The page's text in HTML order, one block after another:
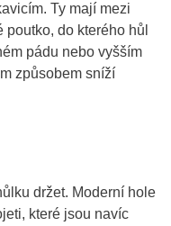
Ty mají mezi
do kterého hůl
pádu nebo vyšším
způsobem sníží
držet. Moderní hole
které jsou navíc